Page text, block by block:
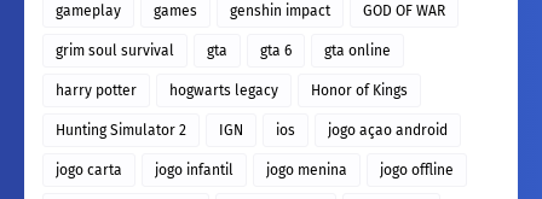
gameplay games genshin impact GOD OF WAR
grim soul survival gta gta 6 gta online
harry potter hogwarts legacy Honor of Kings
Hunting Simulator 2 IGN ios jogo açao android
jogo carta jogo infantil jogo menina jogo offline